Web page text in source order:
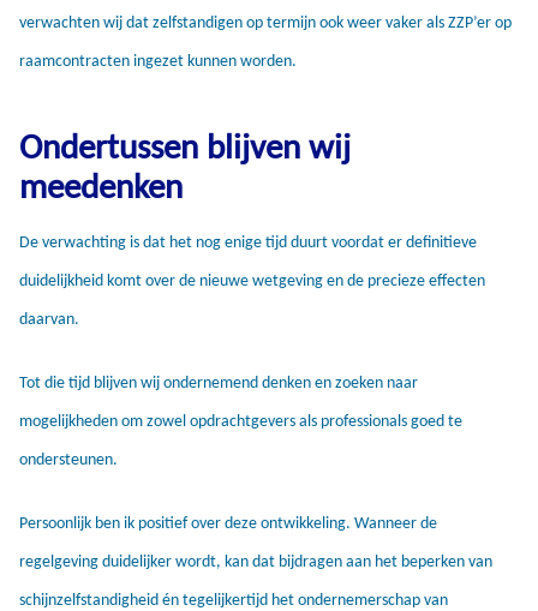
verwachten wij dat zelfstandigen op termijn ook weer vaker als ZZP’er op
raamcontracten ingezet kunnen worden.
Ondertussen blijven wij
meedenken
De verwachting is dat het nog enige tijd duurt voordat er definitieve
duidelijkheid komt over de nieuwe wetgeving en de precieze effecten
daarvan.
Tot die tijd blijven wij ondernemend denken en zoeken naar
mogelijkheden om zowel opdrachtgevers als professionals goed te
ondersteunen.
Persoonlijk ben ik positief over deze ontwikkeling. Wanneer de
regelgeving duidelijker wordt, kan dat bijdragen aan het beperken van
schijnzelfstandigheid én tegelijkertijd het ondernemerschap van